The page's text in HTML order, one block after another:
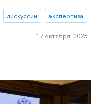
дискуссии экспертиза
17 октября 2025